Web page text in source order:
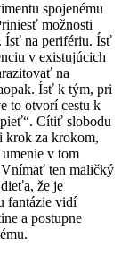
spojenému
možnosti
Ísť na perifériu. Ísť
v existujúcich
na
Ísť k tým, pri
to otvorí cestu k
Cítiť slobodu
krok za krokom,
v tom
ten maličký
že je
fantázie vidí
a postupne